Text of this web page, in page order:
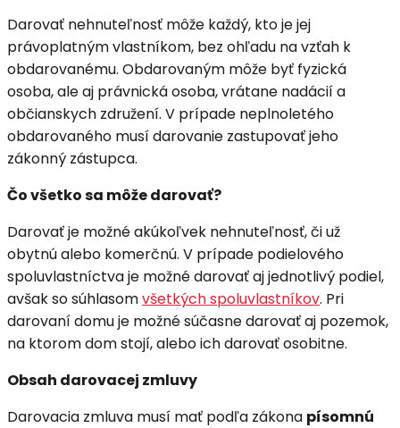
Darovať nehnuteľnosť môže každý, kto je jej
právoplatným vlastníkom, bez ohľadu na vzťah k
obdarovanému. Obdarovaným môže byť fyzická
osoba, ale aj právnická osoba, vrátane nadácií a
občianskych združení. V prípade neplnoletého
obdarovaného musí darovanie zastupovať jeho
zákonný zástupca.
Čo všetko sa môže darovať?
Darovať je možné akúkoľvek nehnuteľnosť, či už
obytnú alebo komerčnú. V prípade podielového
spoluvlastníctva je možné darovať aj jednotlivý podiel,
avšak so súhlasomvšetkých spoluvlastníkov. Pri
darovaní domu je možné súčasne darovať aj pozemok,
na ktorom dom stojí, alebo ich darovať osobitne.
Obsah darovacej zmluvy
Darovacia zmluva musí mať podľa zákona písomnú